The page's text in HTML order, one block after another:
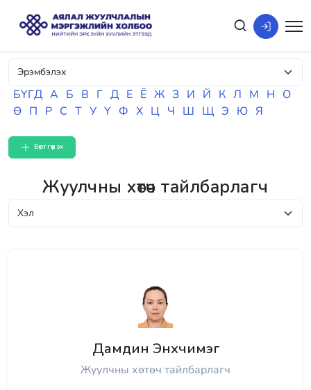
БҮГД А Б В Г Д Е Ё Ж З И Й К Л М Н О
Ө П Р С Т У Ү Ф Х Ц Ч Ш Щ Э Ю Я
Бүртгүүлэх
Жуулчны хөтөч тайлбарлагч
Дамдин Энхчимэг
Жуулчны хөтөч тайлбарлагч